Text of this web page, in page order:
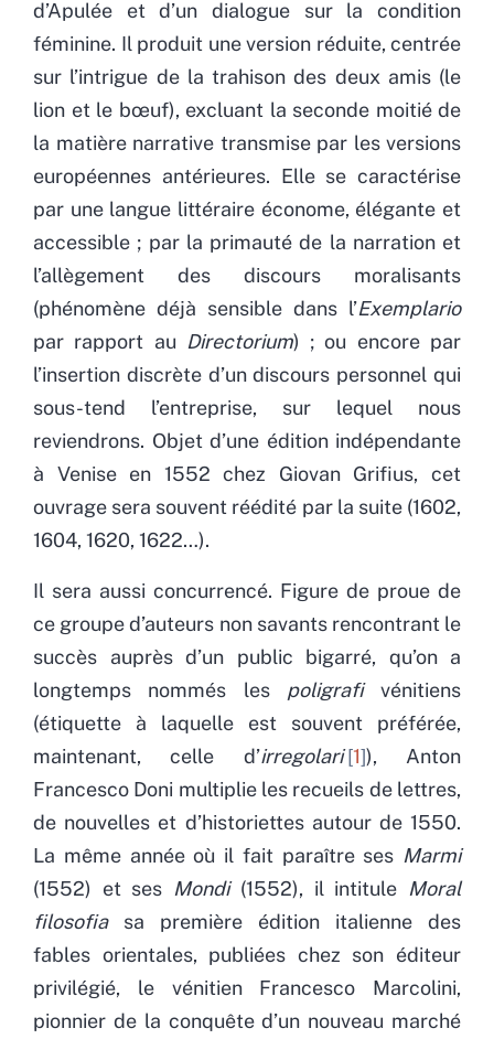
d’Apulée et d’un dialogue sur la condition
féminine. Il produit une version réduite, centrée
sur l’intrigue de la trahison des deux amis (le
lion et le bœuf), excluant la seconde moitié de
la matière narrative transmise par les versions
européennes antérieures. Elle se caractérise
par une langue littéraire économe, élégante et
accessible ; par la primauté de la narration et
l’allègement des discours moralisants
(phénomène déjà sensible dans l’Exemplario
par rapport au Directorium) ; ou encore par
l’insertion discrète d’un discours personnel qui
sous-tend l’entreprise, sur lequel nous
reviendrons. Objet d’une édition indépendante
à Venise en 1552 chez Giovan Grifius, cet
ouvrage sera souvent réédité par la suite (1602,
1604, 1620, 1622…).
Il sera aussi concurrencé. Figure de proue de
ce groupe d’auteurs non savants rencontrant le
succès auprès d’un public bigarré, qu’on a
longtemps nommés les poligrafivénitiens
(étiquette à laquelle est souvent préférée,
maintenant, celle d’irregolari 1 ), Anton
Francesco Doni multiplie les recueils de lettres,
de nouvelles et d’historiettes autour de 1550.
La même année où il fait paraître ses Marmi
(1552) et ses Mondi(1552), il intitule Moral
filosofia sa première édition italienne des
fables orientales, publiées chez son éditeur
privilégié, le vénitien Francesco Marcolini,
pionnier de la conquête d’un nouveau marché